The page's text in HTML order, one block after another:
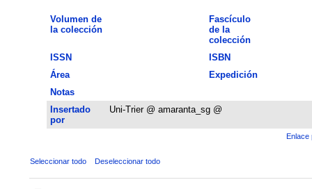
Volumen de
la colección
Fascículo
de la
colección
ISSN
ISBN
Área
Expedición
Notas
Insertado
por
Uni-Trier @ amaranta_sg @
Enlace
Seleccionar todo Deseleccionar todo